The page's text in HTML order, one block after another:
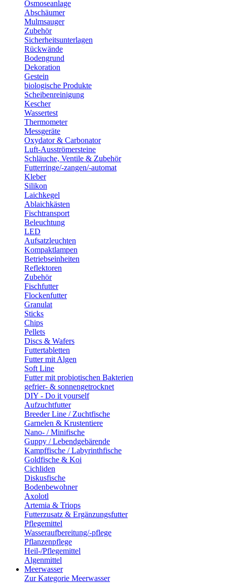
Osmoseanlage
Abschäumer
Mulmsauger
Zubehör
Sicherheitsunterlagen
Rückwände
Bodengrund
Dekoration
Gestein
biologische Produkte
Scheibenreinigung
Kescher
Wassertest
Thermometer
Messgeräte
Oxydator & Carbonator
Luft-Ausströmersteine
Schläuche, Ventile & Zubehör
Futterringe/-zangen/-automat
Kleber
Silikon
Laichkegel
Ablaichkästen
Fischtransport
Beleuchtung
LED
Aufsatzleuchten
Kompaktlampen
Betriebseinheiten
Reflektoren
Zubehör
Fischfutter
Flockenfutter
Granulat
Sticks
Chips
Pellets
Discs & Wafers
Futtertabletten
Futter mit Algen
Soft Line
Futter mit probiotischen Bakterien
gefrier- & sonnengetrocknet
DIY - Do it yourself
Aufzuchtfutter
Breeder Line / Zuchtfische
Garnelen & Krustentiere
Nano- / Minifische
Guppy / Lebendgebärende
Kampffische / Labyrinthfische
Goldfische & Koi
Cichliden
Diskusfische
Bodenbewohner
Axolotl
Artemia & Triops
Futterzusatz & Ergänzungsfutter
Pflegemittel
Wasseraufbereitung/-pflege
Pflanzenpflege
Heil-/Pflegemittel
Algenmittel
Meerwasser
Zur Kategorie Meerwasser